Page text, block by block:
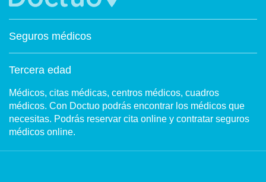
Seguros médicos
Tercera edad
Médicos, citas médicas, centros médicos, cuadros
médicos. Con Doctuo podrás encontrar los médicos que
necesitas. Podrás reservar cita online y contratar seguros
médicos online.